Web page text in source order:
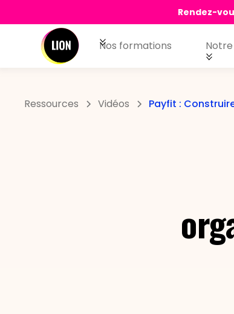
Rendez-
Nos formations
Ressources Vidéos Payfit :